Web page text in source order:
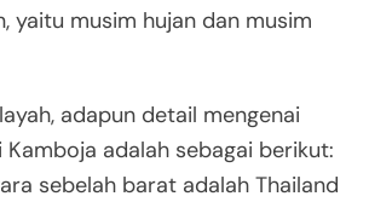
yaitu musim hujan dan musim
adapun detail mengenai
adalah sebagai berikut:
sebelah barat adalah Thailand